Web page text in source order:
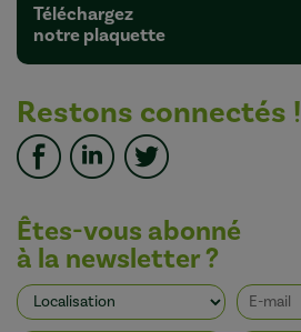
Téléchargez
notre plaquette
Restons connectés !
Êtes-vous abonné
à la newsletter ?